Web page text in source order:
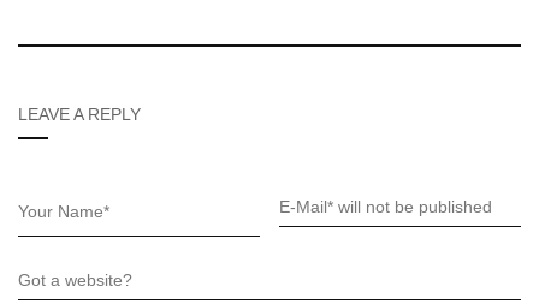
LEAVE A REPLY